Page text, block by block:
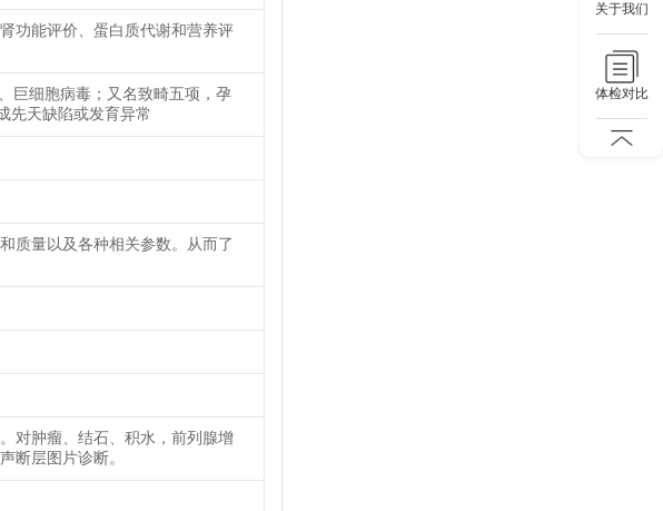
关于我们
体检对比
功能评价、蛋白质代谢和营养评
巨细胞病毒；又名致畸五项，孕
先天缺陷或发育异常
质量以及各种相关参数。从而了
对肿瘤、结石、积水，前列腺增
断层图片诊断。